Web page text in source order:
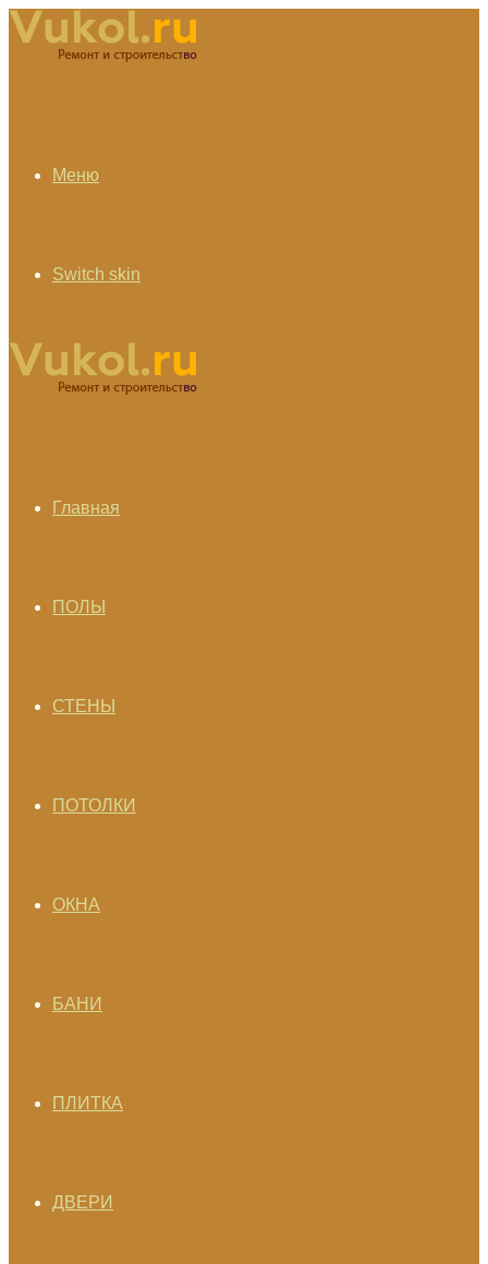
Меню
Switch skin
Главная
ПОЛЫ
СТЕНЫ
ПОТОЛКИ
ОКНА
БАНИ
ПЛИТКА
ДВЕРИ